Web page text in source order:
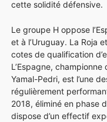
cette solidité défensive.
Le groupe H oppose
et à l’Uruguay. La Roja
cotes de qualification
L’Espagne,
Yamal-Pedri, est l’une
régulièrement
2018, éliminé en phase
dispose d’un effectif